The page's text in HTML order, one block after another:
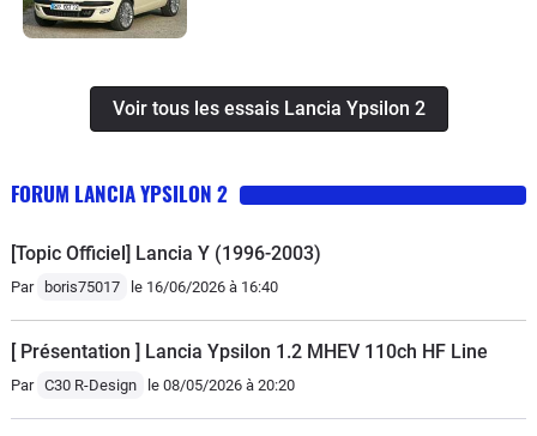
Voir tous les essais Lancia Ypsilon 2
FORUM LANCIA YPSILON 2
[Topic Officiel] Lancia Y (1996-2003)
Par boris75017 le 16/06/2026 à 16:40
[ Présentation ] Lancia Ypsilon 1.2 MHEV 110ch HF Line
Par C30 R-Design le 08/05/2026 à 20:20